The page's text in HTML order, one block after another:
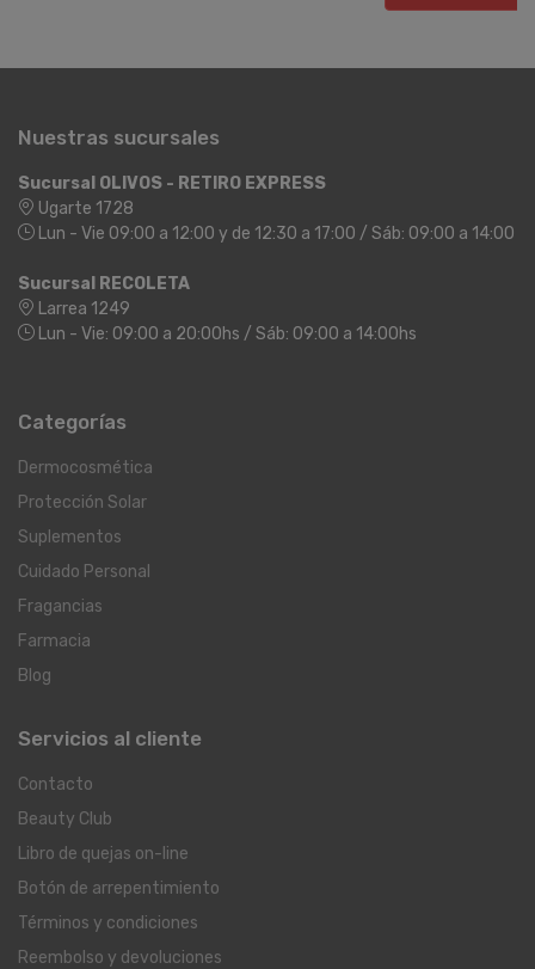
Nuestras sucursales
Sucursal OLIVOS - RETIRO EXPRESS
Ugarte 1728
Lun - Vie 09:00 a 12:00 y de 12:30 a 17:00 / Sáb: 09:00 a 14:00
Sucursal RECOLETA
Larrea 1249
Lun - Vie: 09:00 a 20:00hs / Sáb: 09:00 a 14:00hs
Categorías
Dermocosmética
Protección Solar
Suplementos
Cuidado Personal
Fragancias
Farmacia
Blog
Servicios al cliente
Contacto
Beauty Club
Libro de quejas on-line
Botón de arrepentimiento
Términos y condiciones
Reembolso y devoluciones